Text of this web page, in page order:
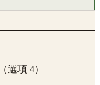
選項 4）